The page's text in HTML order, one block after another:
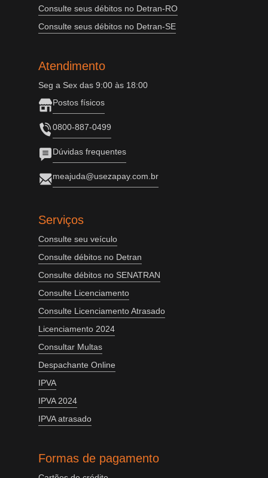
Consulte seus débitos no Detran-RO
Consulte seus débitos no Detran-SE
Atendimento
Seg a Sex das 9:00 às 18:00
Postos físicos
0800-887-0499
Dúvidas frequentes
meajuda@usezapay.com.br
Serviços
Consulte seu veículo
Consulte débitos no Detran
Consulte débitos no SENATRAN
Consulte Licenciamento
Consulte Licenciamento Atrasado
Licenciamento 2024
Consultar Multas
Despachante Online
IPVA
IPVA 2024
IPVA atrasado
Formas de pagamento